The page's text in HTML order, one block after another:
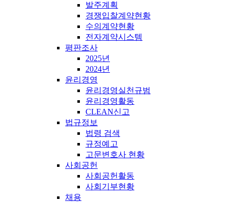
발주계획
경쟁입찰계약현황
수의계약현황
전자계약시스템
평판조사
2025년
2024년
윤리경영
윤리경영실천규범
윤리경영활동
CLEAN신고
법규정보
법령 검색
규정예고
고문변호사 현황
사회공헌
사회공헌활동
사회기부현황
채용